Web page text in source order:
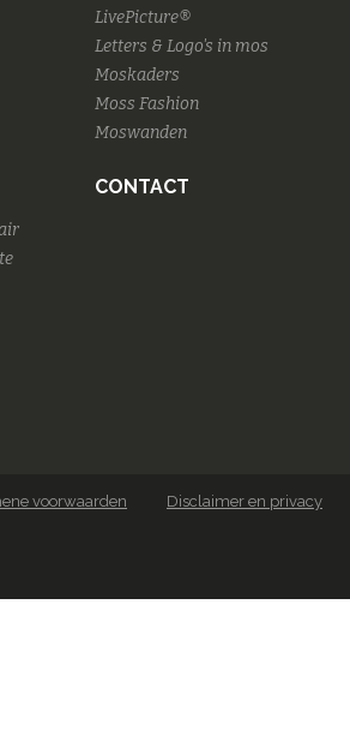
LivePicture®
Letters & Logo's in mos
Moskaders
Moss Fashion
Moswanden
CONTACT
voorwaarden
Disclaimer en privacy